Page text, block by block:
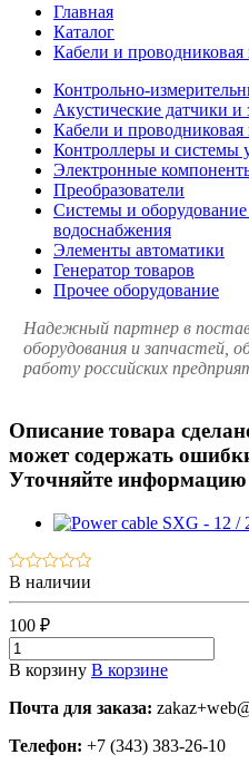
Главная
Каталог
Кабели и проводниковая
Контрольно-
Акустические датчики и
Кабели и проводниковая
Контроллеры и системы
Электронные
Преобразователи
Системы и
водоснабжения
Элементы автоматики
Генератор товаров
Прочее оборудование
Надежный партнер в
оборудования и запчастей,
работу российских
Описание товара
может содержать
Уточняйте информацию
В наличии
100 ₽
В корзину В корзине
Почта для заказа:
Телефон: +7 (343) 383-26-10